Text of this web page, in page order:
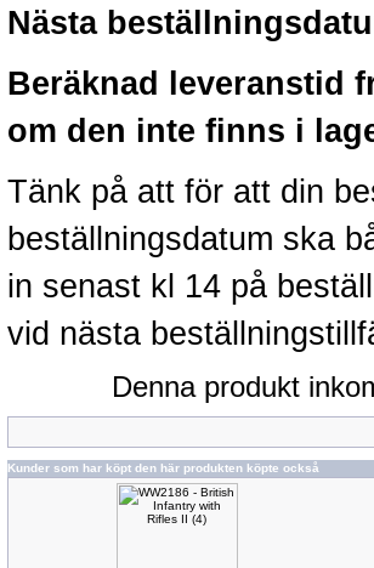
Nästa
Beräknad leveranstid
om den inte finns i
Tänk på att för att din
beställningsdatum ska
in senast kl 14 på
vid nästa
Denna produkt
Kunder som har köpt den här produkten köpte också